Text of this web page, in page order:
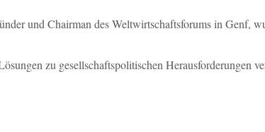
und Chairman des Weltwirtschaftsforums in Genf,
zu gesellschaftspolitischen Herausforderungen